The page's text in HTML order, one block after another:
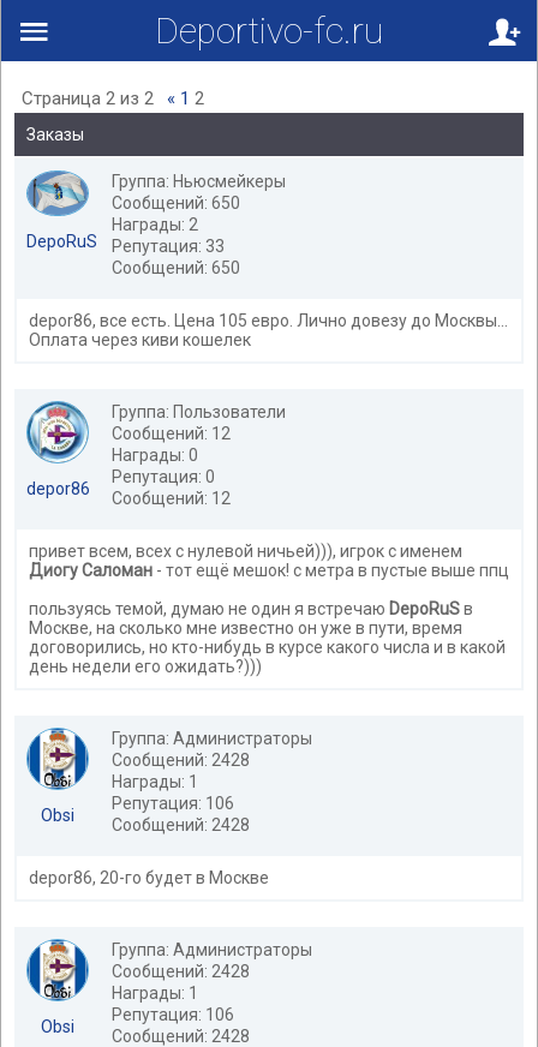
Deportivo-fc.ru
Страница 2 из 2 « 1 2
Заказы
DepoRuS
Группа: Ньюсмейкеры
Сообщений: 650
Награды: 2
Репутация: 33
Сообщений: 650
depor86, все есть. Цена 105 евро. Лично довезу до Москвы...
Оплата через киви кошелек
depor86
Группа: Пользователи
Сообщений: 12
Награды: 0
Репутация: 0
Сообщений: 12
привет всем, всех с нулевой ничьей))), игрок с именем
Диогу Саломан - тот ещё мешок! с метра в пустые выше ппц
пользуясь темой, думаю не один я встречаю DepoRuSв
Москве, на сколько мне известно он уже в пути, время
договорились, но кто-нибудь в курсе какого числа и в какой
день недели его ожидать?)))
Obsi
Группа: Администраторы
Сообщений: 2428
Награды: 1
Репутация: 106
Сообщений: 2428
depor86, 20-го будет в Москве
Obsi
Группа: Администраторы
Сообщений: 2428
Награды: 1
Репутация: 106
Сообщений: 2428